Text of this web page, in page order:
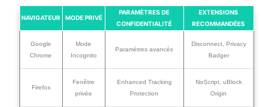
NAVIGATEUR MODE PRIVÉ
PARAMÈTRES DE
CONFIDENTIALITÉ
EXTENSIONS
RECOMMANDÉES
Google
Chrome
Mode
Incognito
Paramètres avancés
Disconnect, Privacy
Badger
Firefox
Fenêtre
privée
Enhanced Tracking
Protection
NoScript, uBlock
Origin